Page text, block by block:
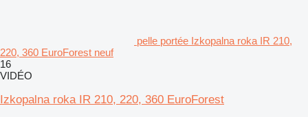
pelle portée Izkopalna roka IR 210,
220, 360 EuroForest neuf
16
VIDÉO
Izkopalna roka IR 210, 220, 360 EuroForest